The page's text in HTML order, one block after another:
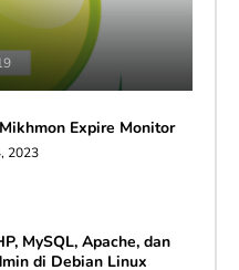
Expire Monitor
2023
MySQL, Apache, dan
di Debian Linux